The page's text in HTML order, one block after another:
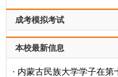
成考模拟考试
本校最新信息
· 内蒙古民族大学学子在第